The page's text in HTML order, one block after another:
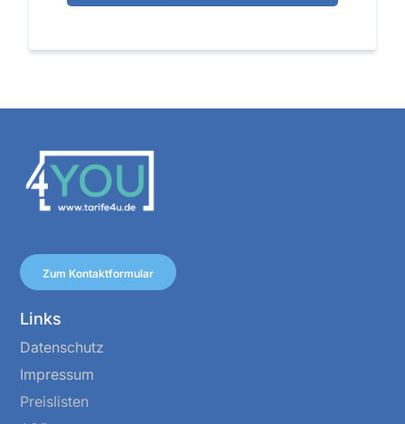
Zum Kontaktformular
Links
Datenschutz
Impressum
Preislisten